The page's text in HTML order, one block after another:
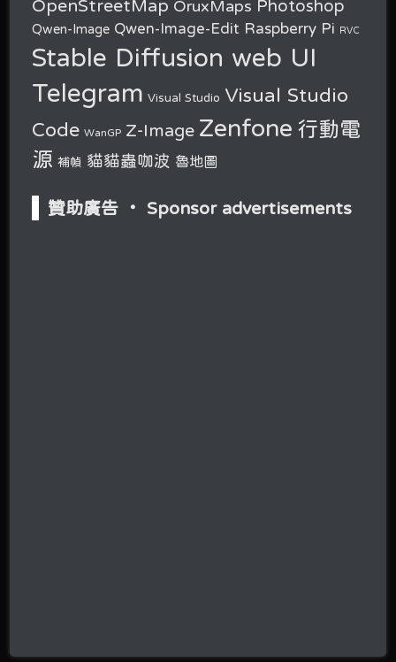
OpenStreetMap OruxMaps Photoshop
Qwen-Image Qwen-Image-Edit Raspberry Pi RVC
Stable Diffusion web UI
Telegram Visual Studio Visual Studio
Code WanGP Z-Image Zenfone 行動電
源 補幀 貓貓蟲咖波 魯地圖
贊助廣告 ‧ Sponsor advertisements